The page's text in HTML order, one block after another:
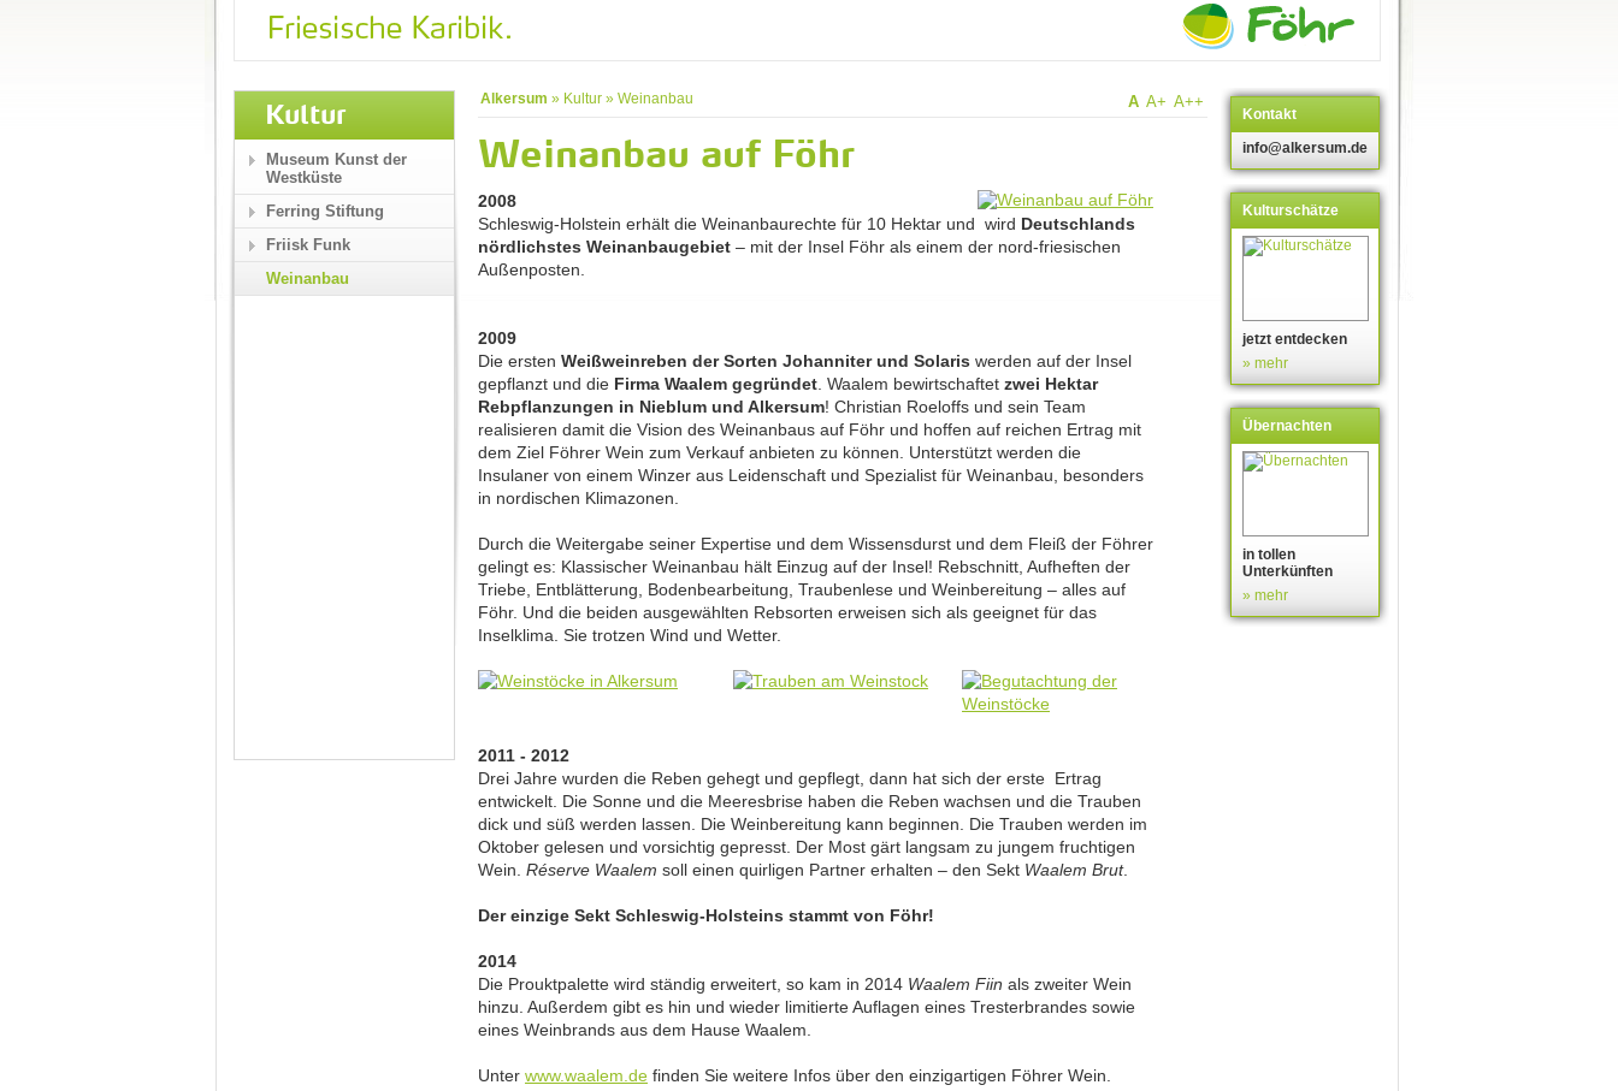
Alkersum » Kultur » Weinanbau A A+ A++
Weinanbau auf Föhr
2008
Schleswig-Holstein erhält die Weinanbaurechte für 10 Hektar und wird Deutschlands
nördlichstes Weinanbaugebiet – mit der Insel Föhr als einem der nord-friesischen
Außenposten.
2009
Die ersten Weißweinreben der Sorten Johanniter und Solaris werden auf der Insel
gepflanzt und die Firma Waalem gegründet . Waalem bewirtschaftet zwei Hektar
Rebpflanzungen in Nieblum und Alkersum! Christian Roeloffs und sein Team
realisieren damit die Vision des Weinanbaus auf Föhr und hoffen auf reichen Ertrag mit
dem Ziel Föhrer Wein zum Verkauf anbieten zu können. Unterstützt werden die
Insulaner von einem Winzer aus Leidenschaft und Spezialist für Weinanbau, besonders
in nordischen Klimazonen.
Durch die Weitergabe seiner Expertise und dem Wissensdurst und dem Fleiß der Föhrer
gelingt es: Klassischer Weinanbau hält Einzug auf der Insel! Rebschnitt, Aufheften der
Triebe, Entblätterung, Bodenbearbeitung, Traubenlese und Weinbereitung – alles auf
Föhr. Und die beiden ausgewählten Rebsorten erweisen sich als geeignet für das
Inselklima. Sie trotzen Wind und Wetter.
2011 - 2012
Drei Jahre wurden die Reben gehegt und gepflegt, dann hat sich der erste Ertrag
entwickelt. Die Sonne und die Meeresbrise haben die Reben wachsen und die Trauben
dick und süß werden lassen. Die Weinbereitung kann beginnen. Die Trauben werden im
Oktober gelesen und vorsichtig gepresst. Der Most gärt langsam zu jungem fruchtigen
Wein. Réserve Waalem soll einen quirligen Partner erhalten – den Sekt Waalem Brut.
Der einzige Sekt Schleswig-Holsteins stammt von Föhr!
2014
Die Prouktpalette wird ständig erweitert, so kam in 2014 Waalem Fiin als zweiter Wein
hinzu. Außerdem gibt es hin und wieder limitierte Auflagen eines Tresterbrandes sowie
eines Weinbrands aus dem Hause Waalem.
Unter www.waalem.de finden Sie weitere Infos über den einzigartigen Föhrer Wein.
Kontakt
info@alkersum.de
Kulturschätze
jetzt entdecken
» mehr
Übernachten
in tollen
Unterkünften
» mehr
Kultur
Museum Kunst der
Westküste
Ferring Stiftung
Friisk Funk
Weinanbau